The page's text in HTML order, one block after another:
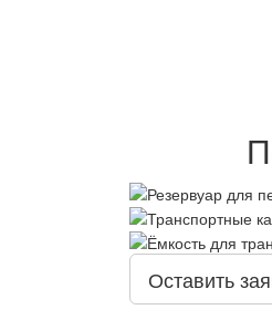
Оставить